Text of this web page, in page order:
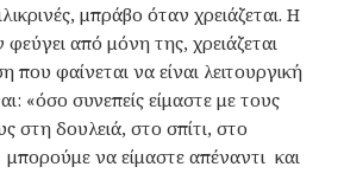
μπράβο όταν χρειάζεται. Η
από μόνη της, χρειάζεται
που φαίνεται να είναι λειτουργική
«όσο συνεπείς είμαστε με τους
στη δουλειά, στο σπίτι, στο
να είμαστε απέναντι και